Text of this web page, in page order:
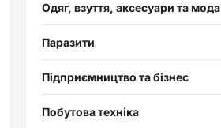
Одяг, взуття, аксесуари та мода
Паразити
Підприємництво та бізнес
Побутова техніка